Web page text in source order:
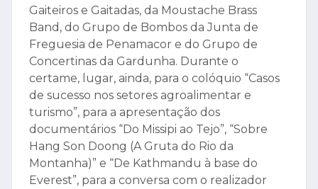
Gaiteiros e Gaitadas, da Moustache Brass
Band, do Grupo de Bombos da Junta de
Freguesia de Penamacor e do Grupo de
Concertinas da Gardunha. Durante o
certame, lugar, ainda, para o colóquio “Casos
de sucesso nos setores agroalimentar e
turismo”, para a apresentação dos
documentários “Do Missipi ao Tejo”, “Sobre
Hang Son Doong (A Gruta do Rio da
Montanha)” e “De Kathmandu à base do
Everest”, para a conversa com o realizador